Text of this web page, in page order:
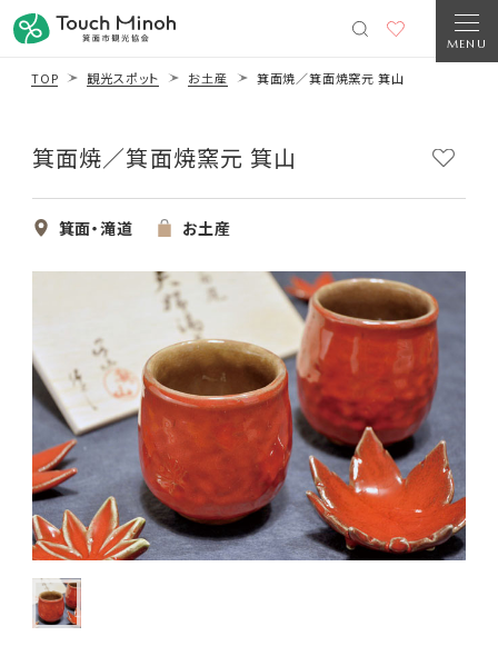
MENU
TOP 観光スポット お土産 箕面焼／箕面焼窯元 箕山
箕面焼／箕面焼窯元 箕山
箕面・滝道 お土産